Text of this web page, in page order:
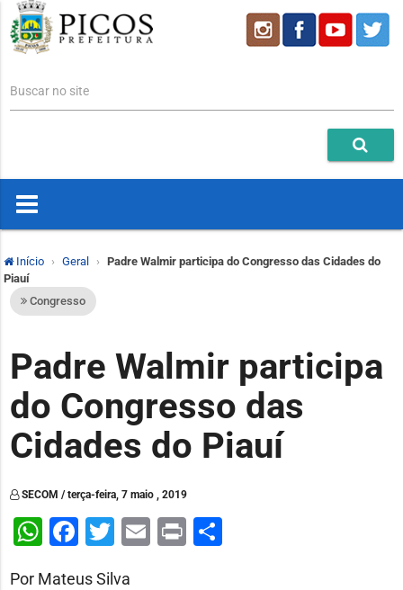
Buscar no site
Início Geral
Padre Walmir participa do Congresso das Cidades do
Piauí
Congresso
Padre Walmir participa
do Congresso das
Cidades do Piauí
SECOM / terça-feira, 7 maio , 2019
WhatsApp
Facebook
Twitter
Email
PrintShare
Por Mateus Silva